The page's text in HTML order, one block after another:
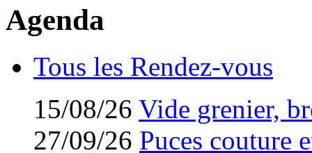
Agenda
Tous les Rendez-vous
15/08/26 Vide grenier,
27/09/26 Puces couture